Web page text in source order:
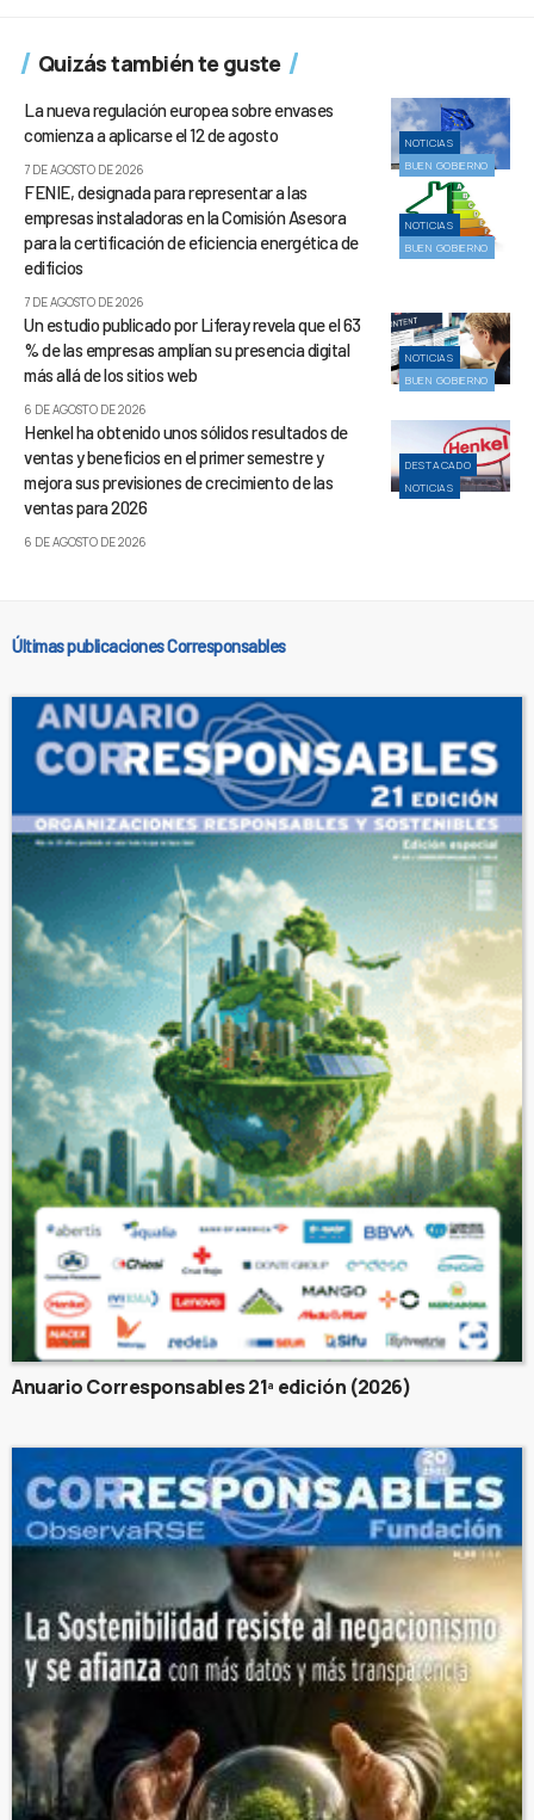
Quizás también te guste
NOTICIAS
BUEN GOBIERNO
La nueva regulación europea sobre envases
comienza a aplicarse el 12 de agosto
7 DE AGOSTO DE 2026
NOTICIAS
BUEN GOBIERNO
FENIE, designada para representar a las
empresas instaladoras en la Comisión Asesora
para la certificación de eficiencia energética de
edificios
7 DE AGOSTO DE 2026
NOTICIAS
BUEN GOBIERNO
Un estudio publicado por Liferay revela que el 63
% de las empresas amplían su presencia digital
más allá de los sitios web
6 DE AGOSTO DE 2026
DESTACADO
NOTICIAS
Henkel ha obtenido unos sólidos resultados de
ventas y beneficios en el primer semestre y
mejora sus previsiones de crecimiento de las
ventas para 2026
6 DE AGOSTO DE 2026
Últimas publicaciones Corresponsables
Anuario Corresponsables 21ª edición (2026)